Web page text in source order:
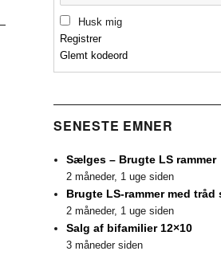
Husk mig
Registrer
Glemt kodeord
SENESTE EMNER
Sælges – Brugte LS rammer
2 måneder, 1 uge siden
Brugte LS-rammer med
2 måneder, 1 uge siden
Salg af bifamilier 12×10
3 måneder siden